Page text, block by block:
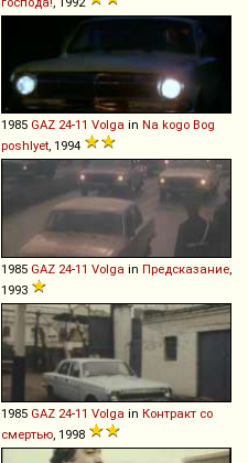
1985 GAZ 24-11 Volga in Na kogo Bog
poshlyet, 1994
1985 GAZ 24-11 Volga in Предсказание,
1993
1985 GAZ 24-11 Volga in Контракт со
смертью, 1998